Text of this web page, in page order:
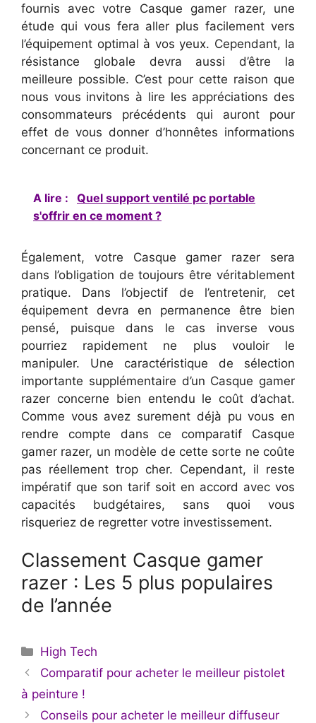
fournis avec votre Casque gamer razer, une
étude qui vous fera aller plus facilement vers
l’équipement optimal à vos yeux. Cependant, la
résistance globale devra aussi d’être la
meilleure possible. C’est pour cette raison que
nous vous invitons à lire les appréciations des
consommateurs précédents qui auront pour
effet de vous donner d’honnêtes informations
concernant ce produit.
A lire :
Quel support ventilé pc portable
s'offrir en ce moment ?
Également, votre Casque gamer razer sera
dans l’obligation de toujours être véritablement
pratique. Dans l’objectif de l’entretenir, cet
équipement devra en permanence être bien
pensé, puisque dans le cas inverse vous
pourriez rapidement ne plus vouloir le
manipuler. Une caractéristique de sélection
importante supplémentaire d’un Casque gamer
razer concerne bien entendu le coût d’achat.
Comme vous avez surement déjà pu vous en
rendre compte dans ce comparatif Casque
gamer razer, un modèle de cette sorte ne coûte
pas réellement trop cher. Cependant, il reste
impératif que son tarif soit en accord avec vos
capacités budgétaires, sans quoi vous
risqueriez de regretter votre investissement.
Classement Casque gamer
razer : Les 5 plus populaires
de l’année
Catégories
High Tech
Comparatif pour acheter le meilleur pistolet
à peinture !
Conseils pour acheter le meilleur diffuseur